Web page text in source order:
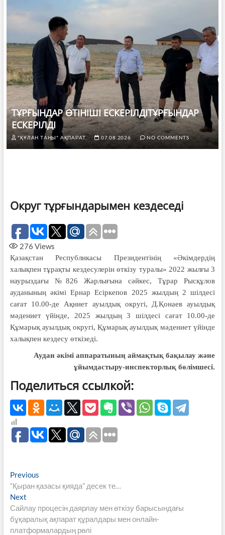
ТҰРҒЫНДАР ӨТІНІШІ ЕСКЕРІЛДІТҰРҒЫНДАР
ЕСКЕРІЛДІ
"ҚҰЛАН ТАҢЫ" АҚПАРАТ. 07.08.2026 NO COMMENTS
Округ тұрғындарымен кездеседі
276 Views
Қазақстан Республикасы Президентінің «Әкімдердің
халықпен тұрақты кездесулерін өткізу туралы» 2022 жылғы 3
наурыздағы №826 Жарлығына сәйкес, Тұрар Рысқұлов
ауданының әкімі Ернар Есіркепов 2025 жылдың 2 шілдесі
сағат 10.00-де Ақниет ауылдық округі, Д.Қонаев ауылдық
мәдениет үйінде, 2025 жылдың 3 шілдесі сағат 10.00-де
Құмарық ауылдық округі, Құмарық ауылдық мәдениет үйінде
халықпен кездесу өткізеді.
Аудан әкімі аппаратының аймақтық бақылау және
ұйымдастыру-инспекторлық бөлімшесі.
Поделиться ссылкой:
Навигация
по
записям
PreviousPrevious
post:
“Қыран қазасы қияда” десек те…
NextNext
post:
Сайлау процесін даярлау мен өткізу барысындағы
бұқаралық ақпарат құралдары мен онлайн-
платформалардың рөлі